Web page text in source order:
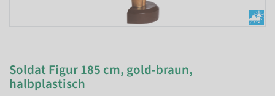
Soldat Figur 185 cm, gold-braun,
halbplastisch